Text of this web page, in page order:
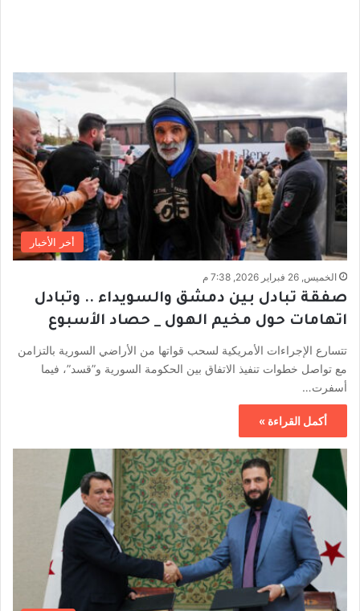
أخر الأخبار
الخميس, 26 فبراير 2026, 7:38 م
صفقة تبادل بين دمشق والسويداء .. وتبادل
اتهامات حول مخيم الهول _ حصاد الأسبوع
تتسارع الإجراءات الأمريكية لسحب قواتها من الأراضي السورية بالتزامن
مع تواصل خطوات تنفيذ الاتفاق بين الحكومة السورية و”قسد”، فيما
أسفرت…
أكمل القراءة »